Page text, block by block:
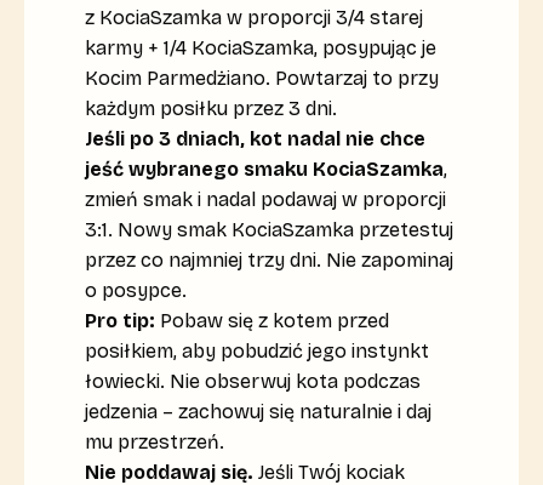
z KociaSzamka w proporcji 3/4 starej
karmy + 1/4 KociaSzamka, posypując je
Kocim Parmedżiano. Powtarzaj to przy
każdym posiłku przez 3 dni.
Jeśli po 3 dniach, kot nadal nie chce
jeść wybranego smaku KociaSzamka,
zmień smak i nadal podawaj w proporcji
3:1. Nowy smak KociaSzamka przetestuj
przez co najmniej trzy dni. Nie zapominaj
o posypce.
Pro tip: Pobaw się z kotem przed
posiłkiem, aby pobudzić jego instynkt
łowiecki. Nie obserwuj kota podczas
jedzenia – zachowuj się naturalnie i daj
mu przestrzeń.
Nie poddawaj się. Jeśli Twój kociak